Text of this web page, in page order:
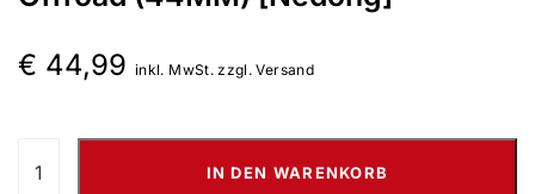
€ 44,99 inkl. MwSt. zzgl. Versand
IN DEN WARENKORB